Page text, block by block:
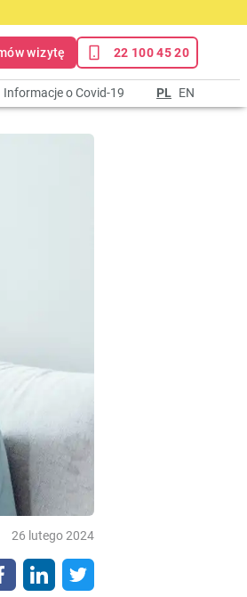
wizytę 22 100 45 20
Informacje o Covid-19 PL EN
26 lutego 2024